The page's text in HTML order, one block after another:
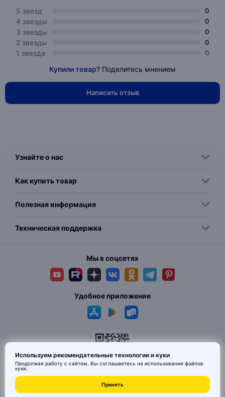
5 звезд
0
4 звезды 0
3 звезды 0
2 звезды 0
1 звезда 0
Купили товар? Поделитесь мнением
Написать отзыв
Узнайте о нас
Как купить товар
Полезная информация
Техническая поддержка
Мы в соцсетях
© 2026 MAI HE MAI. Маркетплейс дизайнерских товаров со всего
Китая по ценам заводов. Все права защищены.
Удобное приложение
Используем рекомендательные технологии и куки
Продолжая работу с сайтом, Вы соглашаетесь на использование файлов
куки.
Принять